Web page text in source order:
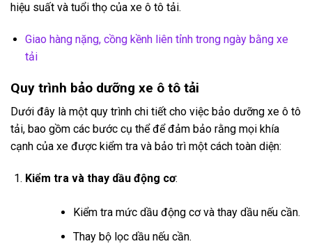
hiệu suất và tuổi thọ của xe ô tô tải.
Giao hàng nặng, cồng kềnh liên tỉnh trong ngày bằng xe
tải
Quy trình bảo dưỡng xe ô tô tải
Dưới đây là một quy trình chi tiết cho việc bảo dưỡng xe ô tô
tải, bao gồm các bước cụ thể để đảm bảo rằng mọi khía
cạnh của xe được kiểm tra và bảo trì một cách toàn diện:
Kiểm tra và thay dầu động cơ:
Kiểm tra mức dầu động cơ và thay dầu nếu cần.
Thay bộ lọc dầu nếu cần.